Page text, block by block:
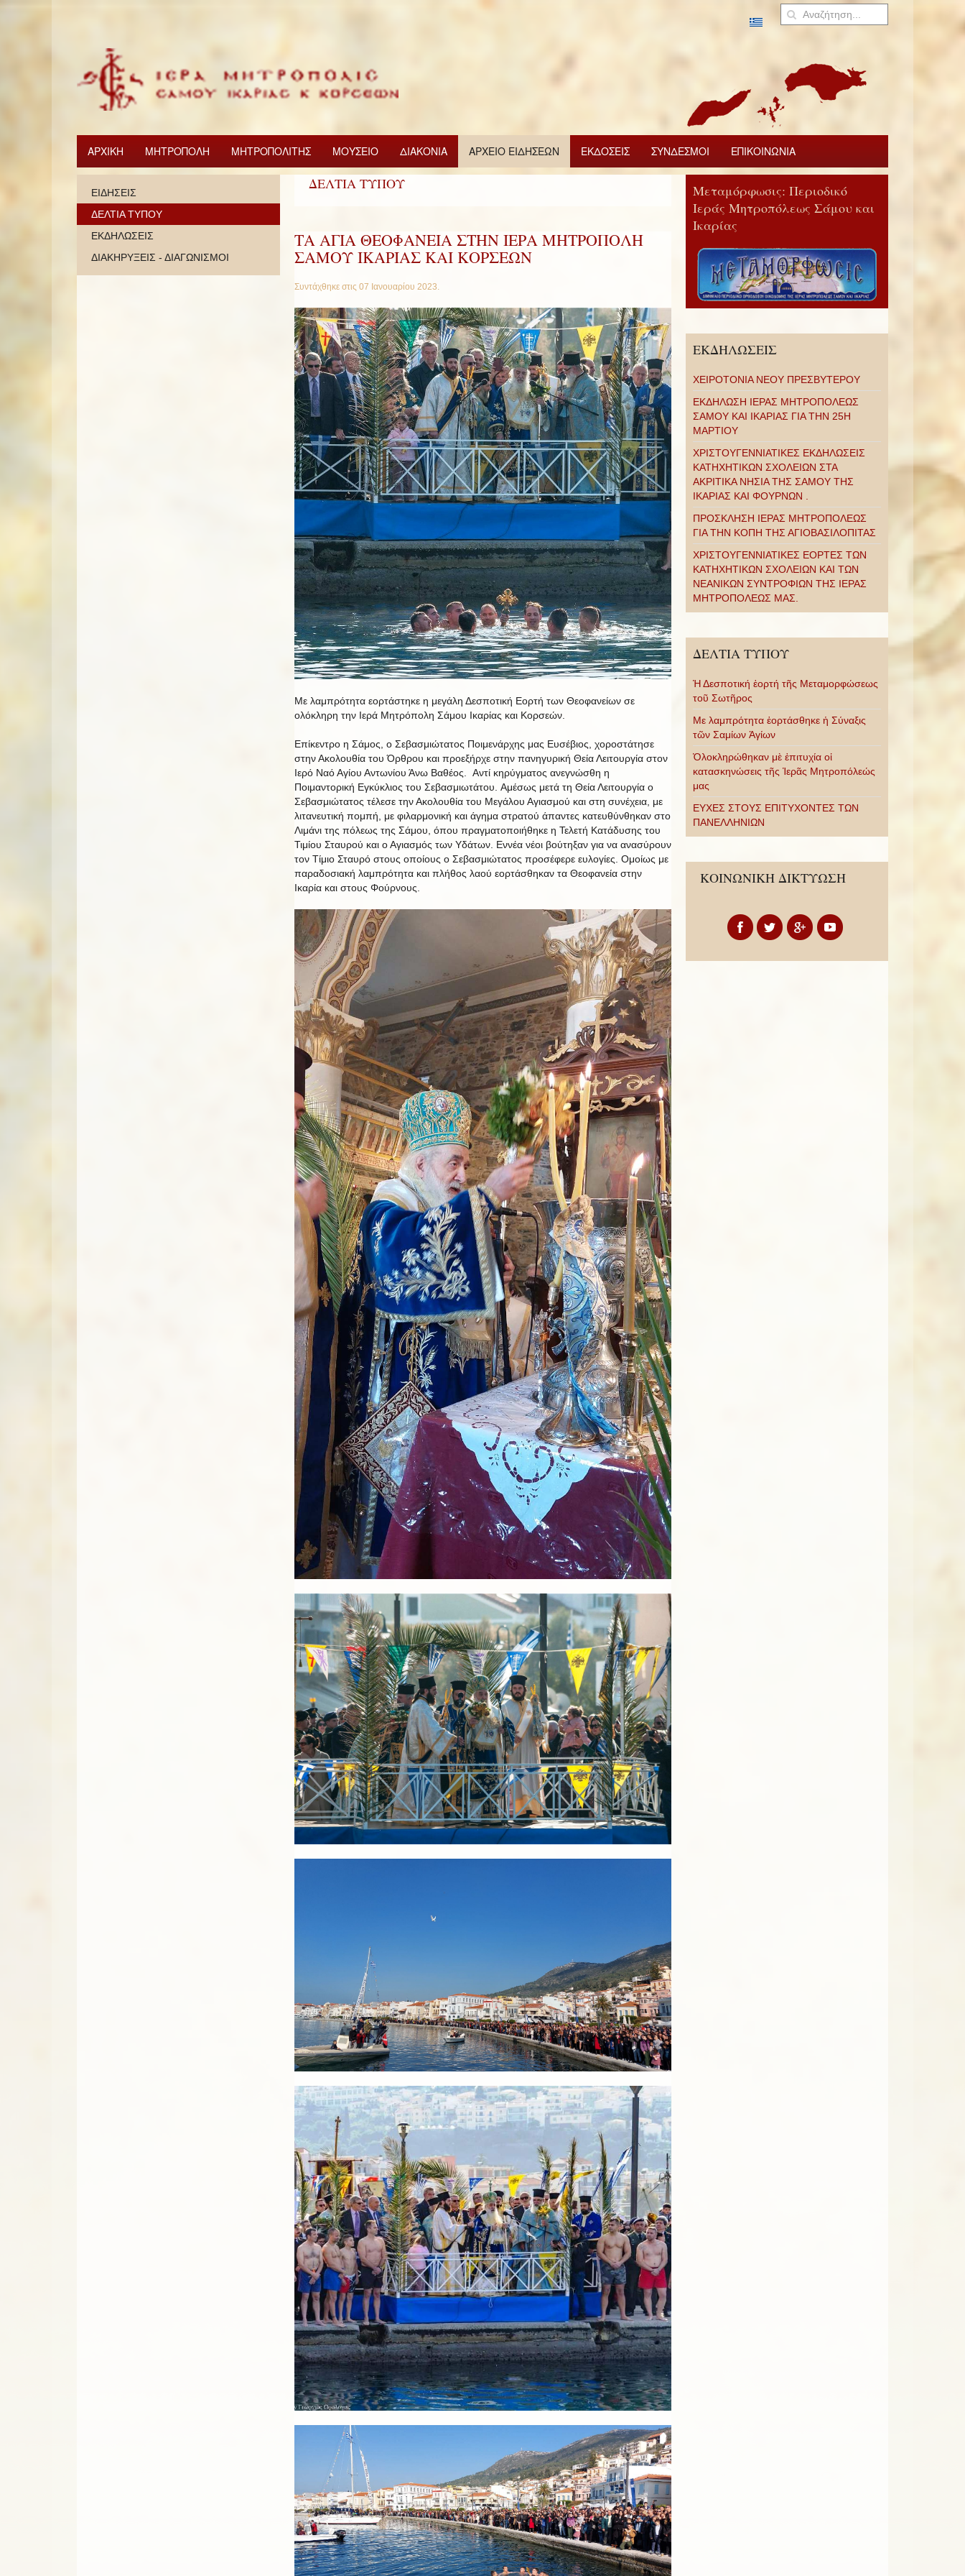
ΑΡΧΙΚΗ ΜΗΤΡΟΠΟΛΗ ΜΗΤΡΟΠΟΛΙΤΗΣ ΜΟΥΣΕΙΟ ΔΙΑΚΟΝΙΑ ΑΡΧΕΙΟ ΕΙΔΗΣΕΩΝ ΕΚΔΟΣΕΙΣ ΣΥΝΔΕΣΜΟΙ ΕΠΙΚΟΙΝΩΝΙΑ
ΔΕΛΤΙΑ ΤΥΠΟΥ
ΤΑ ΑΓΙΑ ΘΕΟΦΑΝΕΙΑ ΣΤΗΝ ΙΕΡΑ ΜΗΤΡΟΠΟΛΗ
ΣΑΜΟΥ ΙΚΑΡΙΑΣ ΚΑΙ ΚΟΡΣΕΩΝ
Συντάχθηκε στις 07 Ιανουαρίου 2023.
Με λαμπρότητα εορτάστηκε η μεγάλη Δεσποτική Εορτή των Θεοφανείων σε
ολόκληρη την Ιερά Μητρόπολη Σάμου Ικαρίας και Κορσεών.
Επίκεντρο η Σάμος, ο Σεβασμιώτατος Ποιμενάρχης μας Ευσέβιος, χοροστάτησε
στην Ακολουθία του Όρθρου και προεξήρχε στην πανηγυρική Θεία Λειτουργία στον
Ιερό Ναό Αγίου Αντωνίου Άνω Βαθέος. Αντί κηρύγματος ανεγνώσθη η
Ποιμαντορική Εγκύκλιος του Σεβασμιωτάτου. Αμέσως μετά τη Θεία Λειτουργία ο
Σεβασμιώτατος τέλεσε την Ακολουθία του Μεγάλου Αγιασμού και στη συνέχεια, με
λιτανευτική πομπή, με φιλαρμονική και άγημα στρατού άπαντες κατευθύνθηκαν στο
Λιμάνι της πόλεως της Σάμου, όπου πραγματοποιήθηκε η Τελετή Κατάδυσης του
Τιμίου Σταυρού και ο Αγιασμός των Υδάτων. Εννέα νέοι βούτηξαν για να ανασύρουν
τον Τίμιο Σταυρό στους οποίους ο Σεβασμιώτατος προσέφερε ευλογίες. Ομοίως με
παραδοσιακή λαμπρότητα και πλήθος λαού εορτάσθηκαν τα Θεοφανεία στην
Ικαρία και στους Φούρνους.
ΕΙΔΗΣΕΙΣ
ΔΕΛΤΙΑ ΤΥΠΟΥ
ΕΚΔΗΛΩΣΕΙΣ
ΔΙΑΚΗΡΥΞΕΙΣ - ΔΙΑΓΩΝΙΣΜΟΙ
Μεταμόρφωσις: Περιοδικό
Ιεράς Μητροπόλεως Σάμου και
Ικαρίας
ΕΚΔΗΛΩΣΕΙΣ
ΧΕΙΡΟΤΟΝΙΑ ΝΕΟΥ ΠΡΕΣΒΥΤΕΡΟΥ
ΕΚΔΗΛΩΣΗ ΙΕΡΑΣ ΜΗΤΡΟΠΟΛΕΩΣ
ΣΑΜΟΥ ΚΑΙ ΙΚΑΡΙΑΣ ΓΙΑ ΤΗΝ 25Η
ΜΑΡΤΙΟΥ
ΧΡΙΣΤΟΥΓΕΝΝΙΑΤΙΚΕΣ ΕΚΔΗΛΩΣΕΙΣ
ΚΑΤΗΧΗΤΙΚΩΝ ΣΧΟΛΕΙΩΝ ΣΤΑ
ΑΚΡΙΤΙΚΑ ΝΗΣΙΑ ΤΗΣ ΣΑΜΟΥ ΤΗΣ
ΙΚΑΡΙΑΣ ΚΑΙ ΦΟΥΡΝΩΝ .
ΠΡΟΣΚΛΗΣΗ ΙΕΡΑΣ ΜΗΤΡΟΠΟΛΕΩΣ
ΓΙΑ ΤΗΝ ΚΟΠΗ ΤΗΣ ΑΓΙΟΒΑΣΙΛΟΠΙΤΑΣ
ΧΡΙΣΤΟΥΓΕΝΝΙΑΤΙΚΕΣ ΕΟΡΤΕΣ ΤΩΝ
ΚΑΤΗΧΗΤΙΚΩΝ ΣΧΟΛΕΙΩΝ ΚΑΙ ΤΩΝ
ΝΕΑΝΙΚΩΝ ΣΥΝΤΡΟΦΙΩΝ ΤΗΣ ΙΕΡΑΣ
ΜΗΤΡΟΠΟΛΕΩΣ ΜΑΣ.
ΔΕΛΤΙΑ ΤΥΠΟΥ
Ἡ Δεσποτική ἑορτή τῆς Μεταμορφώσεως
τοῦ Σωτῆρος
Με λαμπρότητα ἑορτάσθηκε ἡ Σύναξις
τῶν Σαμίων Ἁγίων
Ὁλοκληρώθηκαν μὲ ἐπιτυχία οἱ
κατασκηνώσεις τῆς Ἱερᾶς Μητροπόλεώς
μας
ΕΥΧΕΣ ΣΤΟΥΣ ΕΠΙΤΥΧΟΝΤΕΣ ΤΩΝ
ΠΑΝΕΛΛΗΝΙΩΝ
ΚΟΙΝΩΝΙΚΗ ΔΙΚΤΥΩΣΗ